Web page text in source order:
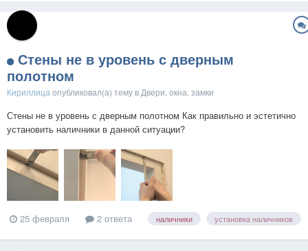
Стены не в уровень с дверным
полотном
Кириллица опубликовал(а) тему в Двери, окна, замки
Стены не в уровень с дверным полотном Как правильно и эстетично
установить наличники в данной ситуации?
25 февраля 2 ответа наличники установка наличников